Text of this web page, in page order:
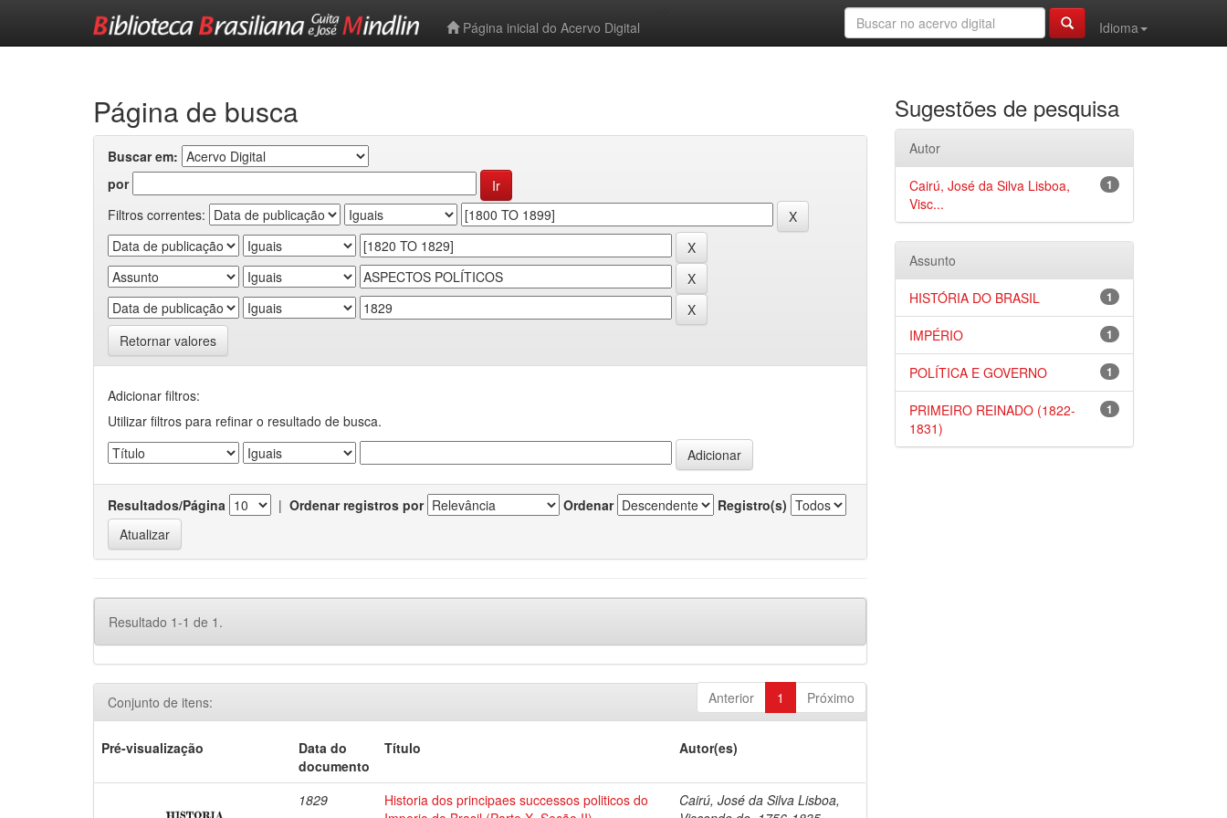
Página inicial do Acervo Digital
Idioma
Página de busca
Buscar em:
por
Filtros correntes:
Retornar valores
Adicionar filtros:
Utilizar filtros para refinar o resultado de busca.
Resultados/Página | Ordenar registros por Ordenar Registro(s)
Resultado 1-1 de 1.
Anterior 1 Próximo
Conjunto de itens:
Pré-visualização
Data do
documento
Título Autor(es)
1829
Historia dos principaes successos politicos do
Cairú, José da Silva Lisboa,
Sugestões de pesquisa
Autor
1
Cairú, José da Silva Lisboa,
Visc...
Assunto
1
HISTÓRIA DO BRASIL
1
IMPÉRIO
1
POLÍTICA E GOVERNO
1
PRIMEIRO REINADO (1822-
1831)